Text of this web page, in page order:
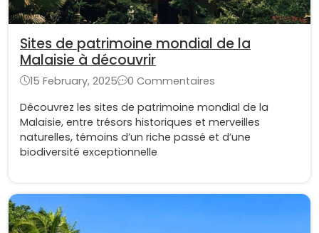
Sites de patrimoine mondial de la
Malaisie à découvrir
15 February, 2025
0 Commentaires
Découvrez les sites de patrimoine mondial de la
Malaisie, entre trésors historiques et merveilles
naturelles, témoins d’un riche passé et d’une
biodiversité exceptionnelle